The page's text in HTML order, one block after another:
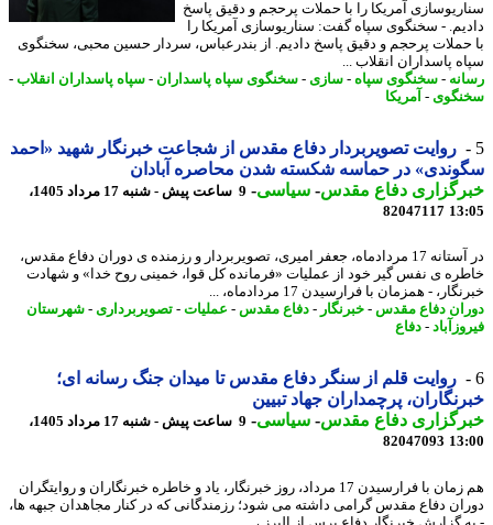
آمریکا را با حملات پرحجم و دقیق پاسخ
- سخنگوی سپاه گفت: سناریوسازی آمریکا را
پرحجم و دقیق پاسخ دادیم. از بندرعباس، سردار حسین محبی، سخنگوی
پاسداران انقلاب ...
-سخنگوی سپاه-سازی- سخنگوی سپاه پاسداران - سپاه پاسداران انقلاب-
-آمریکا
روایت تصویربردار دفاع مقدس از شجاعت خبرنگار شهید «احمد
در حماسه شکسته شدن محاصره آبادان
دفاع مقدس-سیاسی-
9 ساعت پیش - شنبه 17 مرداد 1405،
82047117
در آستانه 17 مردادماه، جعفر امیری، تصویربردار و رزمنده ی دوران دفاع مقدس،
ی نفس گیر خود از عملیات «فرمانده کل قوا، خمینی روح خدا» و شهادت
- همزمان با فرارسیدن 17 مردادماه، ...
دفاع مقدس-خبرنگار -دفاع مقدس-عملیات-تصویربرداری- شهرستان
- دفاع
روایت قلم از سنگر دفاع مقدس تا میدان جنگ رسانه ای؛
پرچمداران جهاد تبیین
دفاع مقدس-سیاسی-
9 ساعت پیش - شنبه 17 مرداد 1405،
82047093
هم زمان با فرارسیدن 17 مرداد، روز خبرنگار، یاد و خاطره خبرنگاران و روایتگران
دفاع مقدس گرامی داشته می شود؛ رزمندگانی که در کنار مجاهدان جبهه ها،